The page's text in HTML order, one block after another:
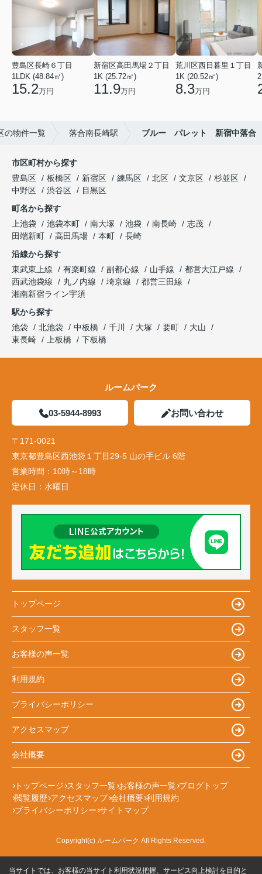
豊島区長崎６丁目
1LDK (48.84㎡)
15.2万円
新宿区高田馬場２丁目
1K (25.72㎡)
11.9万円
荒川区西日暮里１丁目
1K (20.52㎡)
8.3万円
の物件一覧 落合南長崎駅 ブルー パレット 新宿中落合
市区町村から探す
豊島区
板橋区 新宿区 練馬区 北区 文京区
杉並区
中野区
渋谷区
目黒区
町名から探す
上池袋
池袋本町 南大塚 池袋 南長崎
志茂
田端新町
高田馬場 本町
長崎
沿線から探す
東武東上線
有楽町線 副都心線 山手線
都営大江戸線
西武池袋線
丸ノ内線 埼京線
都営三田線
湘南新宿ライン宇須
駅から探す
池袋
北池袋 中板橋 千川 大塚 要町
大山
東長崎
上板橋 下板橋
ルームパーク
03-5944-8993 お問い合わせ
〒171-0021
東京都豊島区西池袋１丁目29-5 山の手ビル 6階
営業時間： 10時～18時
定休日： 水曜日
トップページ
スタッフ一覧
お客様の声一覧
利用規約
プライバシーポリシー
アクセスマップ
会社概要
トップページ スタッフ一覧 お客様の声一覧 ブログトップ
閲覧履歴 アクセスマップ 会社概要 利用規約
プライバシーポリシー サイトマップ
Copyright(c) ルームパーク All Rights Reserved.
当サイトでは、お客様の当サイト利用状況把握、サービス向上検討を目的と